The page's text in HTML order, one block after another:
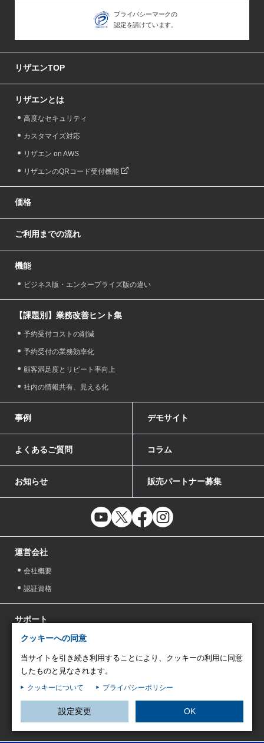
クッキーへの同意
当サイトを引き続き利用することにより、クッキーの利用に同意
したものと見なされます。
クッキーについて プライバシーポリシー
設定変更 OK
プライバシーマークの
認定を請けています。
リザエンTOP
リザエンとは
高度なセキュリティ
カスタマイズ対応
リザエン on AWS
リザエンのQRコード受付機能
価格
ご利用までの流れ
機能
ビジネス版・エンタープライズ版の違い
【課題別】業務改善ヒント集
予約受付コストの削減
予約受付の業務効率化
顧客満足度とリピート率向上
社内の情報共有、見える化
事例 デモサイト
よくあるご質問 コラム
お知らせ 販売パートナー募集
運営会社
会社概要
認証資格
サポート
サポート体制
プライバシーポリシー
外部連携機能の規約及びプライバシーポリシー
情報セキュリティ方針
クッキーポリシー